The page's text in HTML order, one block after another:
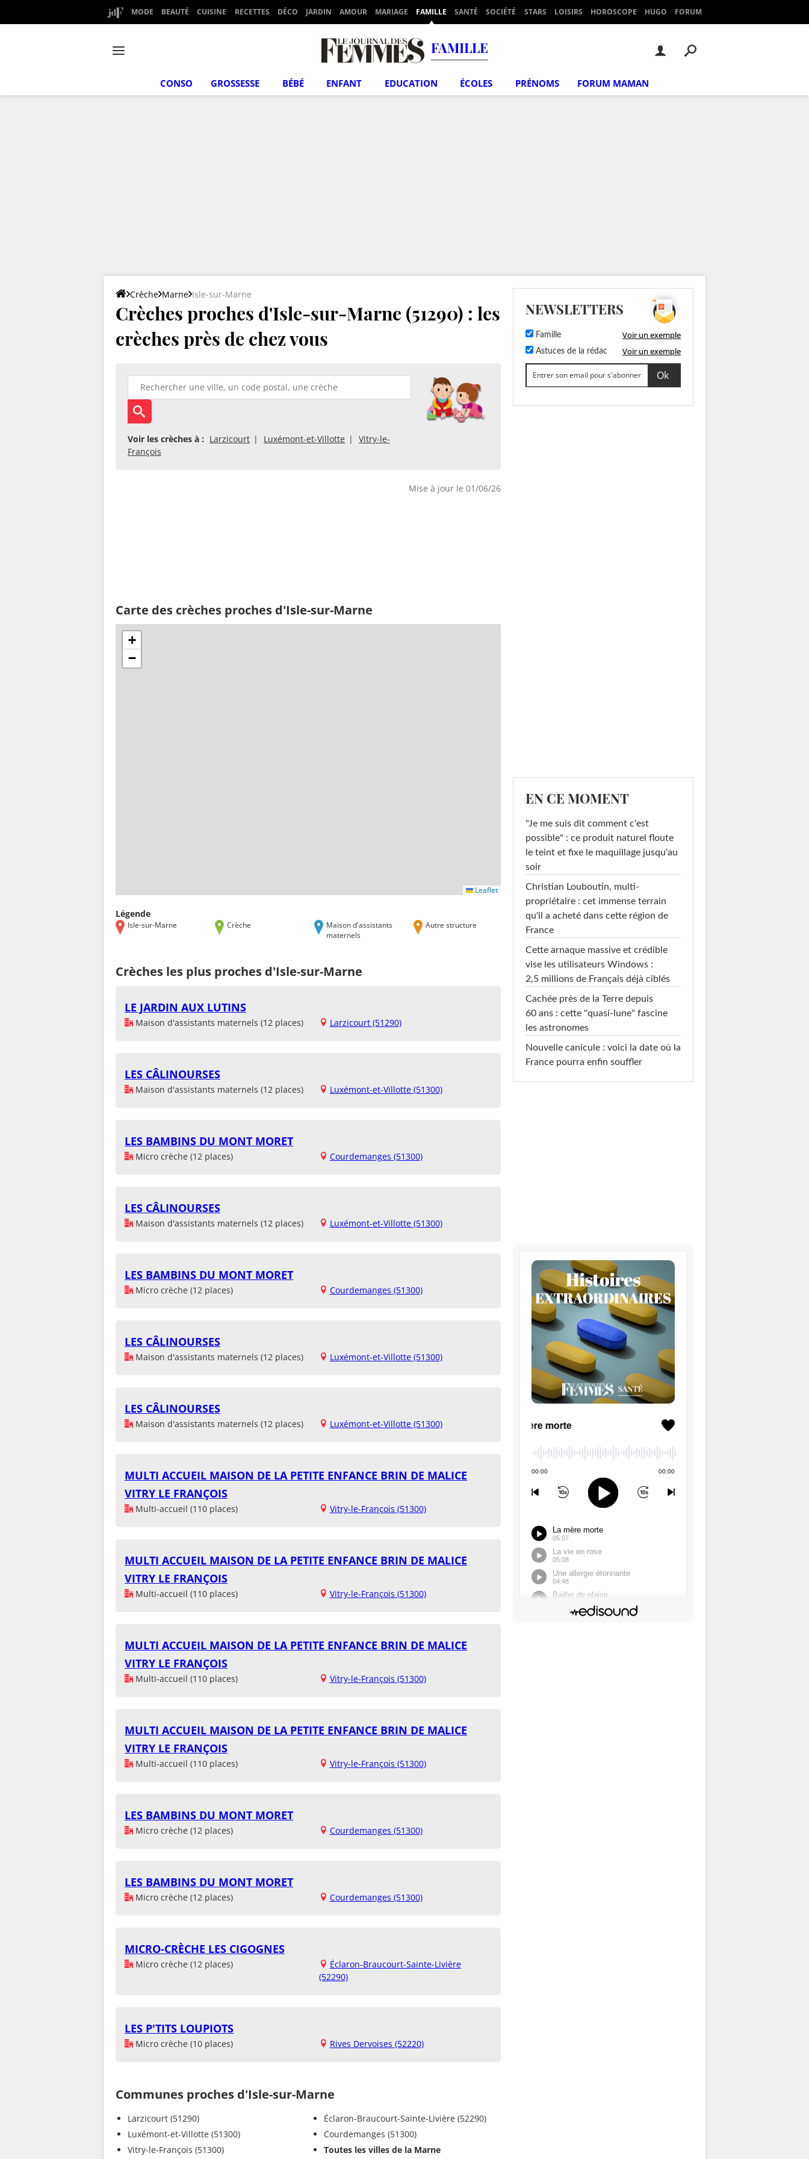
MODE BEAUTÉ CUISINE RECETTES DÉCO JARDIN AMOUR MARIAGE FAMILLE SANTÉ SOCIÉTÉ STARS LOISIRS HOROSCOPE HUGO FORUM
FAMILLE
CONSO GROSSESSE BÉBÉ ENFANT EDUCATION ÉCOLES PRÉNOMS FORUM MAMAN
Crèche Marne Isle-sur-Marne
Crèches proches d'Isle-sur-Marne (51290) : les
crèches près de chez vous
Voir les crèches à : Larzicourt Luxémont-et-Villotte
Vitry-le-
François
Mise à jour le 01/06/26
Carte des crèches proches d'Isle-sur-Marne
+
−
Leaflet
Légende
Isle-sur-Marne Crèche
Maison d'assistants
maternels
Autre structure
Crèches les plus proches d'Isle-sur-Marne
LE JARDIN AUX LUTINS
Maison d'assistants maternels (12 places) Larzicourt (51290)
LES CÂLINOURSES
Maison d'assistants maternels (12 places) Luxémont-et-Villotte (51300)
LES BAMBINS DU MONT MORET
Micro crèche (12 places) Courdemanges (51300)
LES CÂLINOURSES
Maison d'assistants maternels (12 places) Luxémont-et-Villotte (51300)
LES BAMBINS DU MONT MORET
Micro crèche (12 places) Courdemanges (51300)
LES CÂLINOURSES
Maison d'assistants maternels (12 places) Luxémont-et-Villotte (51300)
LES CÂLINOURSES
Maison d'assistants maternels (12 places) Luxémont-et-Villotte (51300)
MULTI ACCUEIL MAISON DE LA PETITE ENFANCE BRIN DE MALICE
VITRY LE FRANÇOIS
Multi-accueil (110 places) Vitry-le-François (51300)
MULTI ACCUEIL MAISON DE LA PETITE ENFANCE BRIN DE MALICE
VITRY LE FRANÇOIS
Multi-accueil (110 places) Vitry-le-François (51300)
MULTI ACCUEIL MAISON DE LA PETITE ENFANCE BRIN DE MALICE
VITRY LE FRANÇOIS
Multi-accueil (110 places) Vitry-le-François (51300)
MULTI ACCUEIL MAISON DE LA PETITE ENFANCE BRIN DE MALICE
VITRY LE FRANÇOIS
Multi-accueil (110 places) Vitry-le-François (51300)
LES BAMBINS DU MONT MORET
Micro crèche (12 places) Courdemanges (51300)
LES BAMBINS DU MONT MORET
Micro crèche (12 places) Courdemanges (51300)
MICRO-CRÈCHE LES CIGOGNES
Micro crèche (12 places)
Éclaron-Braucourt-Sainte-Livière
(52290)
LES P'TITS LOUPIOTS
Micro crèche (10 places) Rives Dervoises (52220)
Communes proches d'Isle-sur-Marne
Larzicourt (51290)
Luxémont-et-Villotte (51300)
Vitry-le-François (51300)
Éclaron-Braucourt-Sainte-Livière (52290)
Courdemanges (51300)
Toutes les villes de la Marne
NEWSLETTERS
Famille Voir un exemple
Astuces de la rédac Voir un exemple
EN CE MOMENT
"Je me suis dit comment c'est
possible" : ce produit naturel floute
le teint et fixe le maquillage jusqu'au
soir
Christian Louboutin, multi-
propriétaire : cet immense terrain
qu'il a acheté dans cette région de
France
Cette arnaque massive et crédible
vise les utilisateurs Windows :
2,5 millions de Français déjà ciblés
Cachée près de la Terre depuis
60 ans : cette "quasi-lune" fascine
les astronomes
Nouvelle canicule : voici la date où la
France pourra enfin souffler